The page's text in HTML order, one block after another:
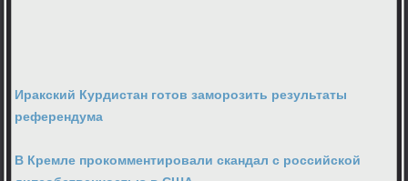
Иракский Курдистан готов заморозить результаты
референдума
В Кремле прокомментировали скандал с российской